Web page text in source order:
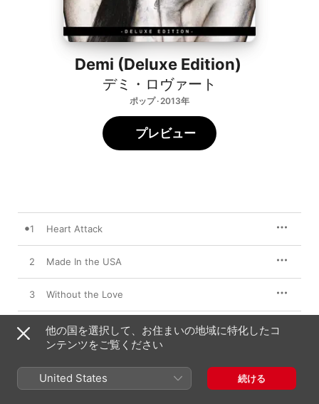
Demi (Deluxe Edition)
デミ・ロヴァート
ポップ · 2013年
プレビュー
1 Heart Attack
2 Made In the USA
3 Without the Love
4 Neon Lights
6 Nightingale
他の国を選択して、お住まいの地域に特化したコ
ンテンツをご覧ください
United States 続ける